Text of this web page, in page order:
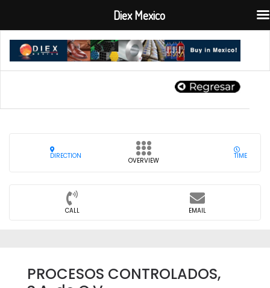
DIRECTION
OVERVIEW
TIME
CALL EMAIL
PROCESOS CONTROLADOS,
Diex Mexico